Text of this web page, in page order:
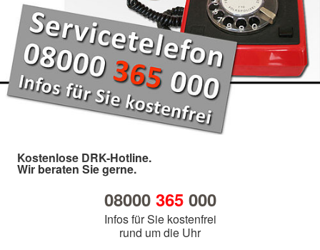
Kostenlose DRK-Hotline.
Wir beraten Sie gerne.
08000 365000
Infos für Sie kostenfrei
rund um die Uhr